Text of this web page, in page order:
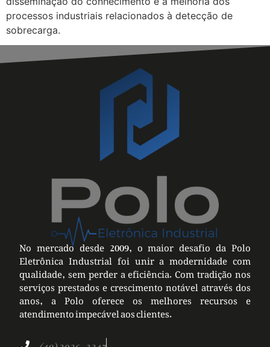
processos industriais relacionados à detecção de
sobrecarga.
No mercado desde 2009, o maior desafio da Polo
Eletrônica Industrial foi unir a modernidade com
qualidade, sem perder a eficiência. Com tradição nos
serviços prestados e crescimento notável através dos
anos, a Polo oferece os melhores recursos e
atendimento impecável aos clientes.